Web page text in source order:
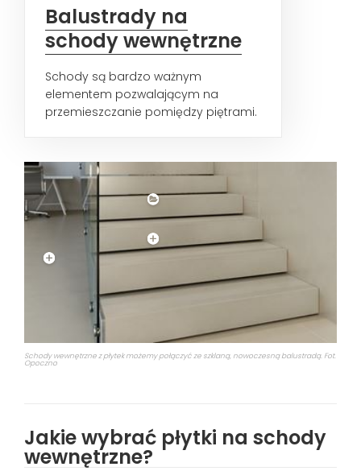
Balustrady na
schody wewnętrzne
Schody są bardzo ważnym
elementem pozwalającym na
przemieszczanie pomiędzy piętrami.
Schody wewnętrzne z płytek możemy połączyć ze szklaną, nowoczesną balustradą. Fot.
Opoczno
Jakie wybrać płytki na schody
wewnętrzne?